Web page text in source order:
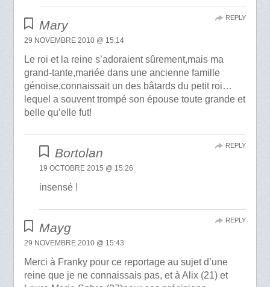
Mary
29 NOVEMBRE 2010 @ 15:14
Le roi et la reine s’adoraient sûrement,mais ma
grand-tante,mariée dans une ancienne famille
génoise,connaissait un des bâtards du petit roi…
lequel a souvent trompé son épouse toute grande et
belle qu’elle fut!
REPLY
Bortolan
19 OCTOBRE 2015 @ 15:26
insensé !
REPLY
Mayg
29 NOVEMBRE 2010 @ 15:43
Merci à Franky pour ce reportage au sujet d’une
reine que je ne connaissais pas, et à Alix (21) et
REPLY